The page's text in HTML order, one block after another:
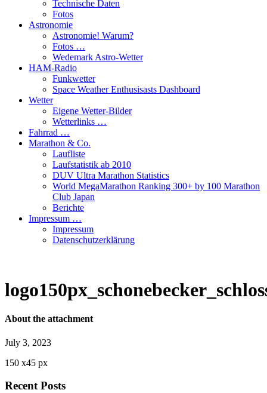
Technische Daten
Fotos
Astronomie
Astronomie! Warum?
Fotos …
Wedemark Astro-Wetter
HAM-Radio
Funkwetter
Space Weather Enthusisasts Dashboard
Wetter
Eigene Wetter-Bilder
Wetterlinks …
Fahrrad …
Marathon & Co.
Laufliste
Laufstatistik ab 2010
DUV Ultra Marathon Statistics
World MegaMarathon Ranking 300+ by 100 Marathon
Club Japan
Berichte
Impressum …
Impressum
Datenschutzerklärung
About the attachment
July 3, 2023
150 x45 px
Recent Posts